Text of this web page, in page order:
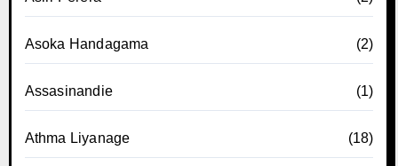
Asoka Handagama (2)
Assasinandie (1)
Athma Liyanage (18)